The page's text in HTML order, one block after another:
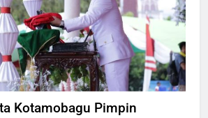
Kotamobagu Pimpin